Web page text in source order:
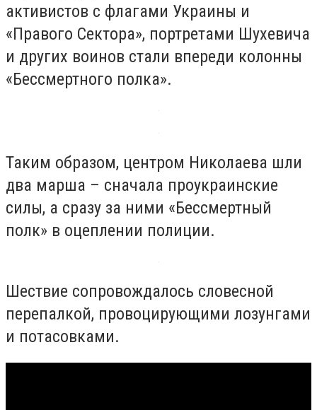
активистов с флагами Украины и
«Правого Сектора», портретами Шухевича
и других воинов стали впереди колонны
«Бессмертного полка».
Таким образом, центром Николаева шли
два марша – сначала проукраинские
силы, а сразу за ними «Бессмертный
полк» в оцеплении полиции.
Шествие сопровождалось словесной
перепалкой, провоцирующими лозунгами
и потасовками.